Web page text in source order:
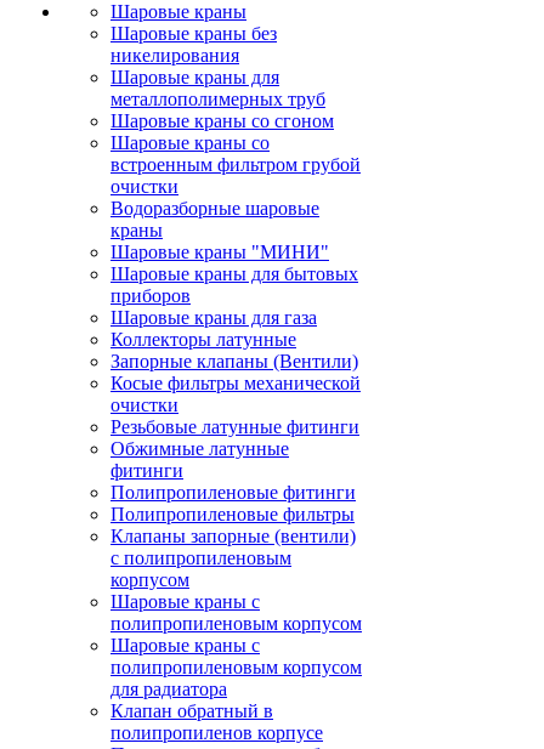
Шаровые краны
Шаровые краны без
никелирования
Шаровые краны для
металлополимерных труб
Шаровые краны со сгоном
Шаровые краны со
встроенным фильтром грубой
очистки
Водоразборные шаровые
краны
Шаровые краны "МИНИ"
Шаровые краны для бытовых
приборов
Шаровые краны для газа
Коллекторы латунные
Запорные клапаны (Вентили)
Косые фильтры механической
очистки
Резьбовые латунные фитинги
Обжимные латунные
фитинги
Полипропиленовые фитинги
Полипропиленовые фильтры
Клапаны запорные (вентили)
с полипропиленовым
корпусом
Шаровые краны с
полипропиленовым корпусом
Шаровые краны с
полипропиленовым корпусом
для радиатора
Клапан обратный в
полипропиленов корпусе